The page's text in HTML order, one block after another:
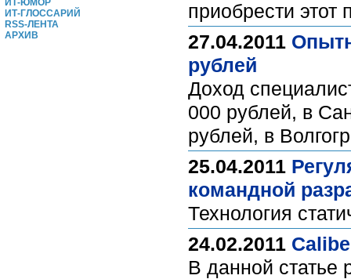
ИТ-ЮМОР
ИТ-ГЛОССАРИЙ
RSS-ЛЕНТА
АРХИВ
приобрести этот
27.04.2011
рублей
Доход
000 рублей, в
рублей, в
25.04.2011
командной
Технология
24.02.2011
В данной статье